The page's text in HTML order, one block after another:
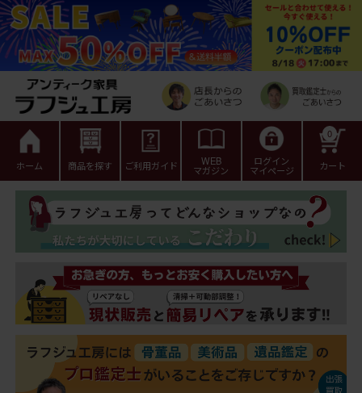
ホーム 商品を探す ご利用ガイド WEB
マガジン
ログイン
マイページ カート
0